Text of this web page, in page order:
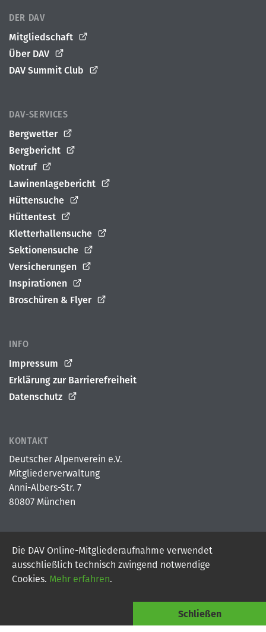
Die DAV Online-Mitgliederaufnahme verwendet
ausschließlich technisch zwingend notwendige
Cookies. Mehr erfahren.
Schließen
DER DAV
Mitgliedschaft
Über DAV
DAV Summit Club
DAV-SERVICES
Bergwetter
Bergbericht
Notruf
Lawinenlagebericht
Hüttensuche
Hüttentest
Kletterhallensuche
Sektionensuche
Versicherungen
Inspirationen
Broschüren & Flyer
INFO
Impressum
Erklärung zur Barrierefreiheit
Datenschutz
KONTAKT
Deutscher Alpenverein e.V.
Mitgliederverwaltung
Anni-Albers-Str. 7
80807 München
© 2026Deutscher Alpenverein e.V.
Powered By Digital Vantage Point